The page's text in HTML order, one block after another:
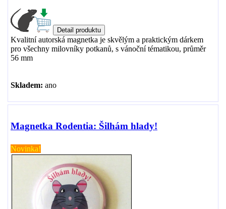
Kvalitní autorská magnetka je skvělým a praktickým dárkem
pro všechny milovníky potkanů, s vánoční tématikou, průměr
56 mm
Skladem: ano
Magnetka Rodentia: Šilhám hlady!
Novinka!